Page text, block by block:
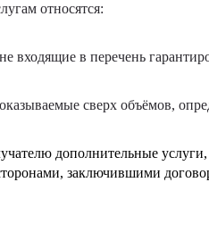
относятся:
входящие в перечень
сверх объёмов,
дополнительные
заключившими